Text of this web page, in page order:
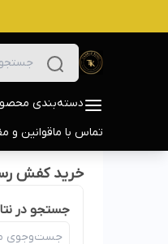
دسته‌بندی
تماس با ماقوانین و
خرید کفش
جستجو در